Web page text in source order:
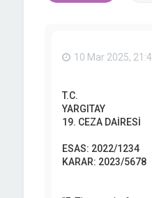
10 Mar 2025,
T.C.
YARGITAY
19. CEZA DAİRESİ
ESAS: 2022/1234
KARAR: 2023/5678